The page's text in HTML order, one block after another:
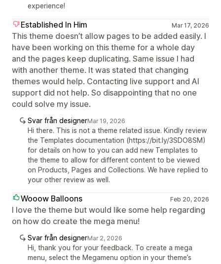
experience!
Established In Him Mar 17, 2026
This theme doesn’t allow pages to be added easily. I
have been working on this theme for a whole day
and the pages keep duplicating. Same issue I had
with another theme. It was stated that changing
themes would help. Contacting live support and AI
support did not help. So disappointing that no one
could solve my issue.
Svar från designerMar 19, 2026
Hi there. This is not a theme related issue. Kindly review
the Templates documentation (https://bit.ly/3SDO8SM)
for details on how to you can add new Templates to
the theme to allow for different content to be viewed
on Products, Pages and Collections. We have replied to
your other review as well.
Wooow Balloons Feb 20, 2026
I love the theme but would like some help regarding
on how do create the mega menu!
Svar från designerMar 2, 2026
Hi, thank you for your feedback. To create a mega
menu, select the Megamenu option in your theme’s